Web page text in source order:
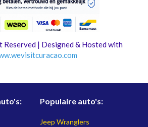
| Designed & Hosted with
wevisitcuracao.com
Populaire auto's:
Jeep Wranglers